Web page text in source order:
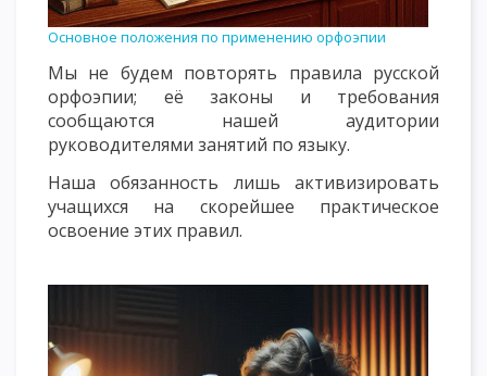
Основное положения по применению орфоэпии
Мы не будем повторять правила русской
орфоэпии; её законы и требования
сообщаются нашей аудитории
руководителями занятий по языку.
Наша обязанность лишь активизировать
учащихся на скорейшее практическое
освоение этих правил.